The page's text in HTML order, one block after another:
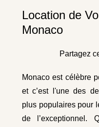
Location de
Monaco
Partagez
Monaco est célèbre
et c’est l'une des
plus populaires pour
de l’exceptionnel.